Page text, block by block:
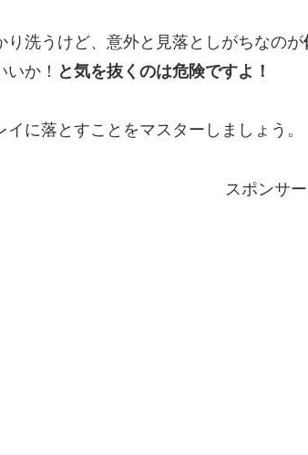
り洗うけど、意外と見落としがちなのが
いか！ と気を抜くのは危険ですよ！
イに落とすことをマスターしましょう。
スポンサ